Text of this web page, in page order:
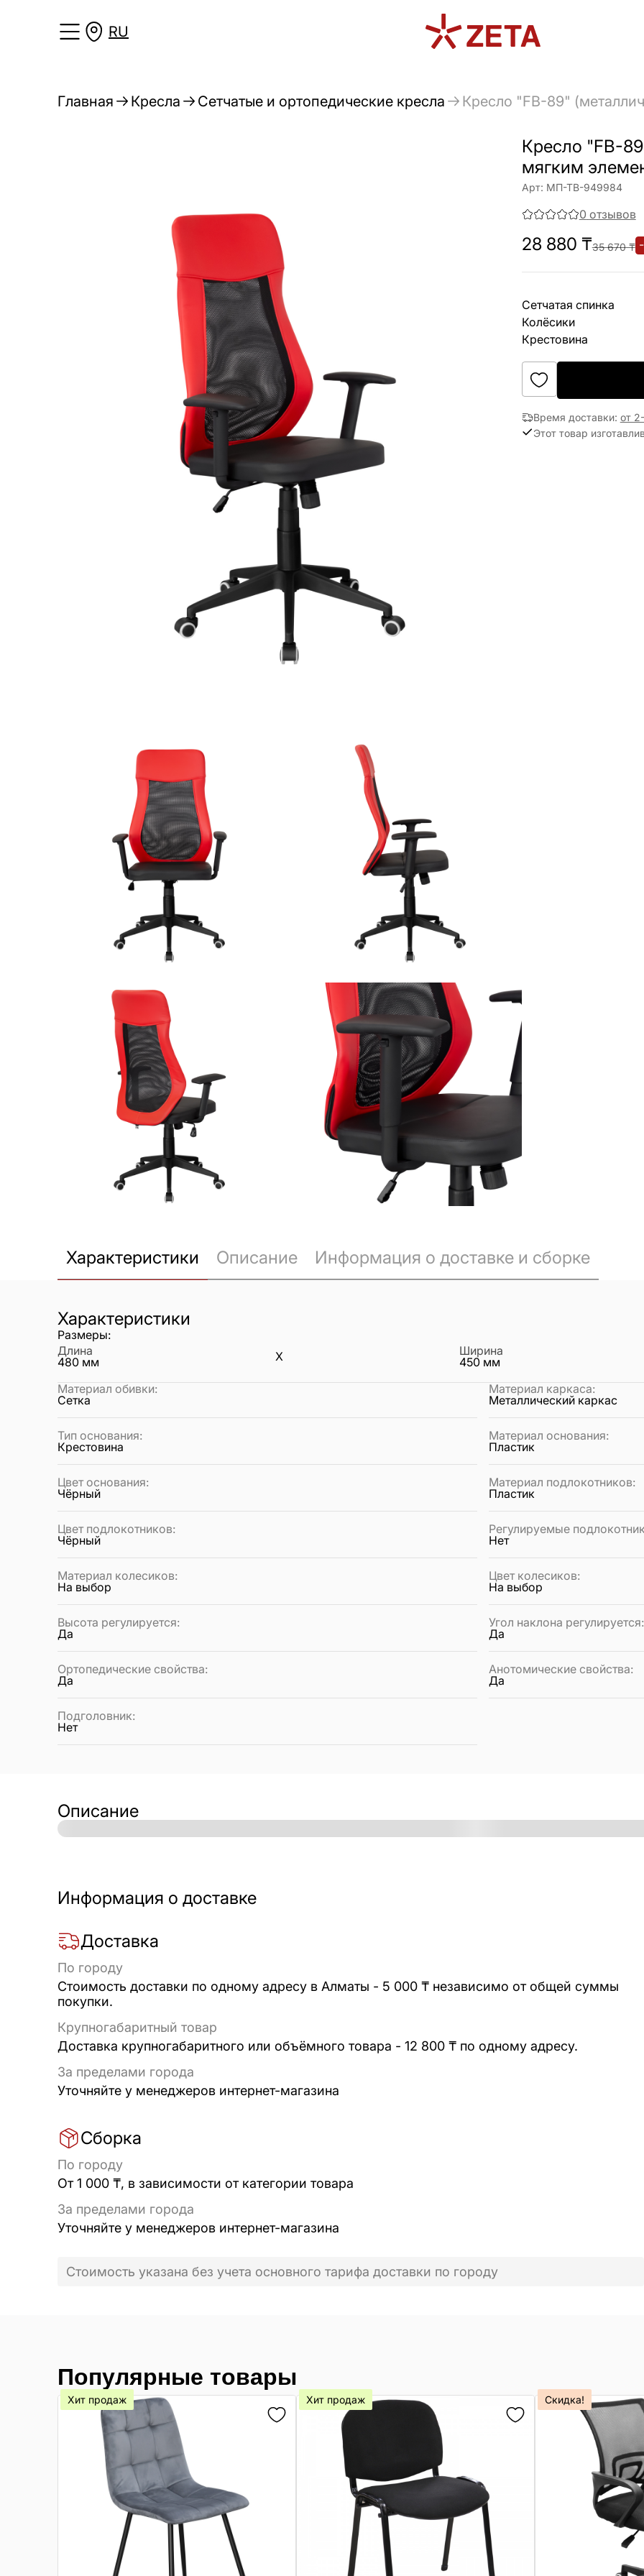
RU
Главная Кресла Сетчатые и ортопедические кресла Кресло "FB-89"
Кресло "FB-
мягким
Арт: МП-ТВ-949984
0 отзывов
28 880 ₸35 670₸ -
Сетчатая спинка
Колёсики
Крестовина
Время доставки: от
Этот товар
Характеристики Описание Информация о доставке и сборке
Характеристики
Размеры:
Длина
480 мм X
Ширина
450 мм
Материал обивки:
Сетка
Материал каркаса:
Металлический каркас
Тип основания:
Крестовина
Материал основания:
Пластик
Цвет основания:
Чёрный
Материал подлокотников:
Пластик
Цвет подлокотников:
Чёрный
Регулируемые
Нет
Материал колесиков:
На выбор
Цвет колесиков:
На выбор
Высота регулируется:
Да
Угол наклона регулируется
Да
Ортопедические свойства:
Да
Анотомические свойства:
Да
Подголовник:
Нет
Описание
Информация о доставке
Доставка
По городу
Стоимость доставки по одному адресу в Алматы - 5 000 ₸ независимо от общей суммы
покупки.
Крупногабаритный товар
Доставка крупногабаритного или объёмного товара - 12 800 ₸ по одному адресу.
За пределами города
Уточняйте у менеджеров интернет-магазина
Сборка
По городу
От 1 000 ₸, в зависимости от категории товара
За пределами города
Уточняйте у менеджеров интернет-магазина
Стоимость указана без учета основного тарифа доставки по городу
Популярные товары
Хит продаж Хит продаж Скидка!